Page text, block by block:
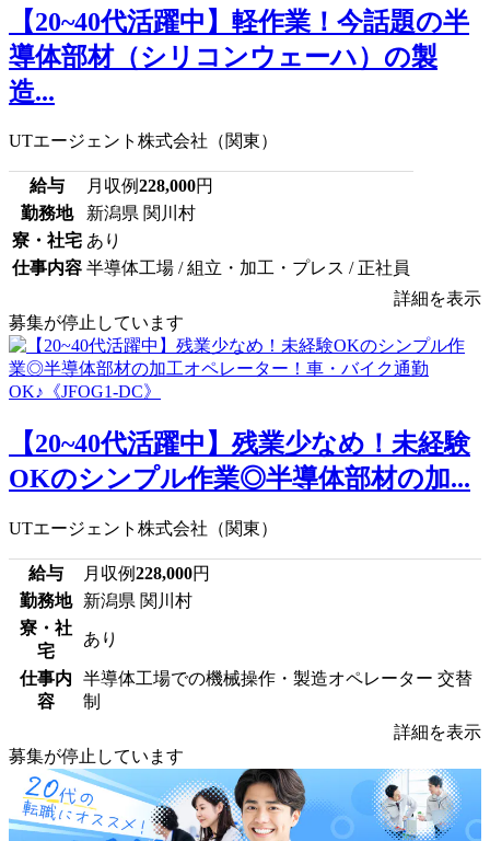
【20~40代活躍中】軽作業！今話題の半
導体部材（シリコンウェーハ）の製
造...
UTエージェント株式会社（関東）
給与 月収例228,000円
勤務地
新潟県 関川村
寮・社宅 あり
仕事内容 半導体工場 / 組立・加工・プレス / 正社員
詳細を表示
募集が停止しています
【20~40代活躍中】残業少なめ！未経験
OKのシンプル作業◎半導体部材の加...
UTエージェント株式会社（関東）
給与 月収例228,000円
勤務地
新潟県 関川村
寮・社
宅
あり
仕事内
容
半導体工場での機械操作・製造オペレーター 交替
制
詳細を表示
募集が停止しています